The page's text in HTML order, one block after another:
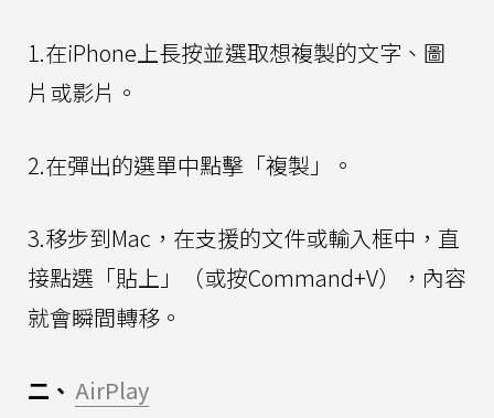
1.在iPhone上長按並選取想複製的文字、圖
片或影片。
2.在彈出的選單中點擊「複製」。
3.移步到Mac，在支援的文件或輸入框中，直
接點選「貼上」（或按Command+V），內容
就會瞬間轉移。
二、 AirPlay